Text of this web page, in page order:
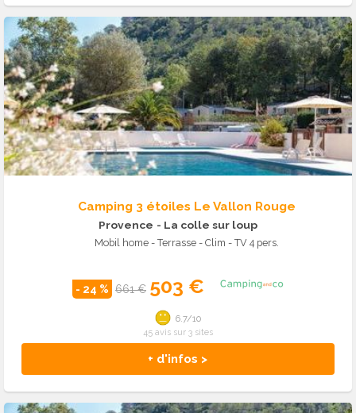
Camping 3 étoiles Le Vallon Rouge
Provence - La colle sur loup
Mobil home - Terrasse - Clim - TV 4 pers.
- 24 % 661 € 503 €
+ d'infos >
6.7/10
45 avis sur 3 sites